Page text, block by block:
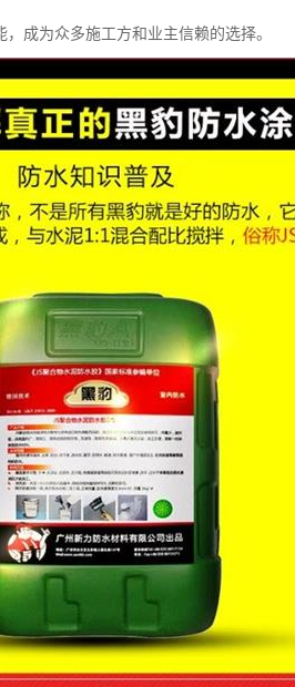
成为众多施工方和业主信赖的选择。